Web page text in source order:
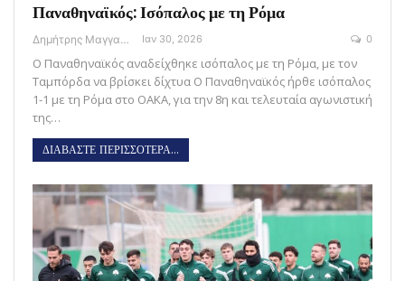
Παναθηναϊκός: Ισόπαλος με τη Ρόμα
Δημήτρης Μαγγανάρης Ιαν 30, 2026 0
Ο Παναθηναϊκός αναδείχθηκε ισόπαλος με τη Ρόμα, με τον
Ταμπόρδα να βρίσκει δίχτυα O Παναθηναϊκός ήρθε ισόπαλος
1-1 με τη Ρόμα στο ΟΑΚΑ, για την 8η και τελευταία αγωνιστική
της…
ΔΙΑΒΑΣΤΕ ΠΕΡΙΣΣΟΤΕΡΑ...